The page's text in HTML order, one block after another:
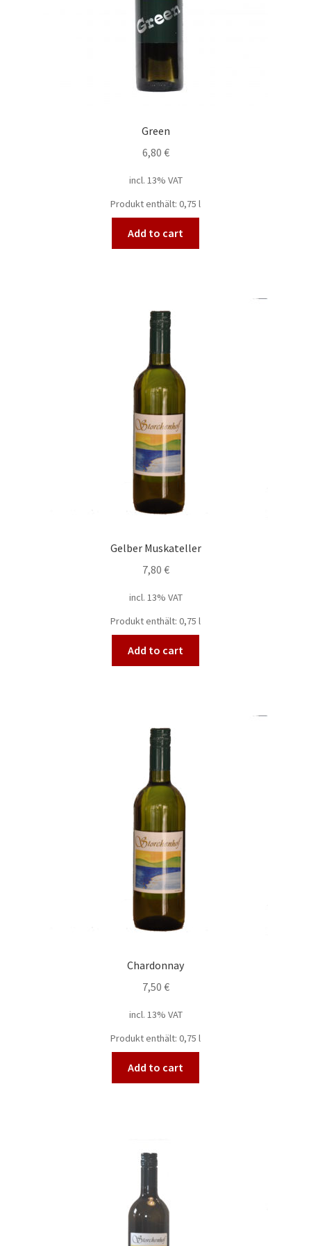
Green
6,80 €
incl. 13% VAT
Produkt enthält: 0,75 l
Add to cart
Gelber Muskateller
7,80 €
incl. 13% VAT
Produkt enthält: 0,75 l
Add to cart
Chardonnay
7,50 €
incl. 13% VAT
Produkt enthält: 0,75 l
Add to cart